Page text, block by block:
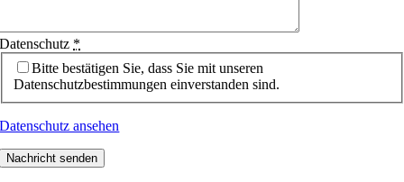
Datenschutz *
Bitte bestätigen Sie, dass Sie mit unseren
Datenschutzbestimmungen einverstanden sind.
Datenschutz ansehen
Nachricht senden